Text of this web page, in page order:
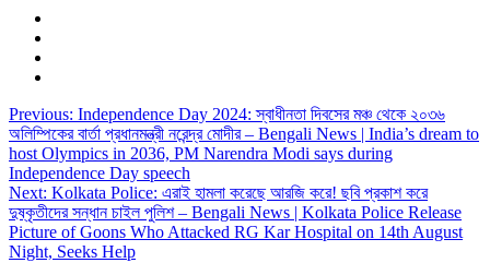
Post
navigation
Previous: Independence Day 2024: স্বাধীনতা দিবসের মঞ্চ থেকে ২০৩৬
অলিম্পিকের বার্তা প্রধানমন্ত্রী নরেন্দ্র মোদীর – Bengali News | India’s dream to
host Olympics in 2036, PM Narendra Modi says during
Independence Day speech
Next: Kolkata Police: এরাই হামলা করেছে আরজি করে! ছবি প্রকাশ করে
দুষ্কৃতীদের সন্ধান চাইল পুলিশ – Bengali News | Kolkata Police Release
Picture of Goons Who Attacked RG Kar Hospital on 14th August
Night, Seeks Help